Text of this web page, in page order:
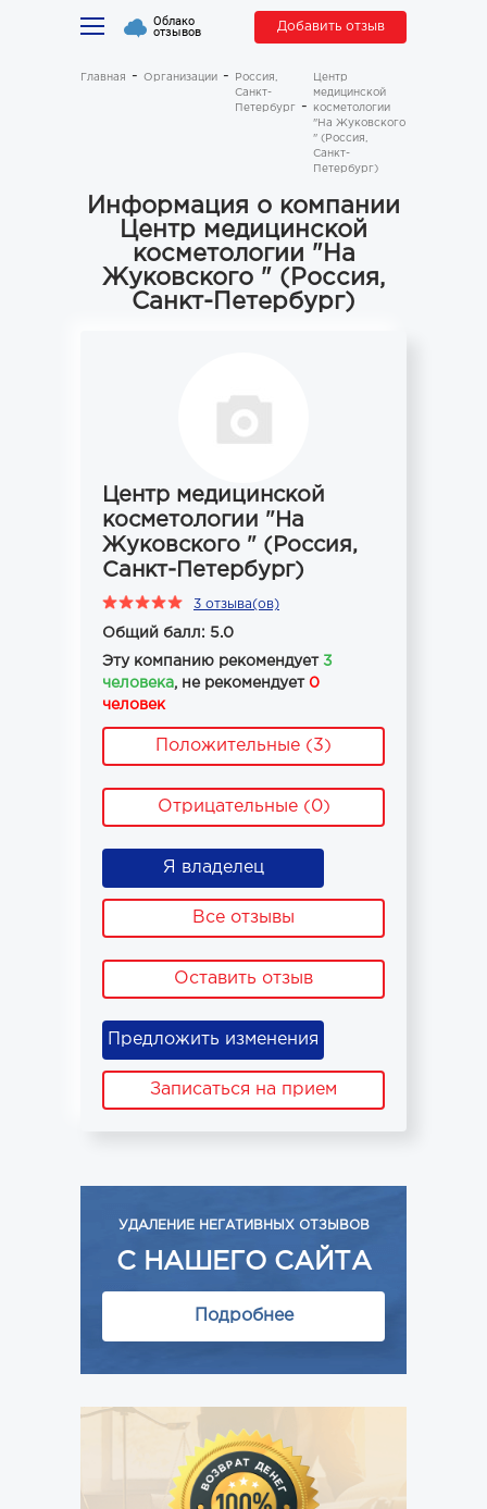
Облако
отзывов Добавить отзыв
Главная Организации
Россия,
Санкт-
Петербург
Центр
медицинской
косметологии
"На Жуковского
" (Россия,
Санкт-
Петербург)
Информация о компании
Центр медицинской
косметологии "На
Жуковского " (Россия,
Санкт-Петербург)
Центр медицинской
косметологии "На
Жуковского " (Россия,
Санкт-Петербург)
3 отзыва(ов)
Общий балл: 5.0
Эту компанию рекомендует 3
человека, не рекомендует 0
человек
Положительные (3)
Отрицательные (0)
Я владелец
Все отзывы
Оставить отзыв
Предложить изменения
Записаться на прием
УДАЛЕНИЕ НЕГАТИВНЫХ ОТЗЫВОВ
С НАШЕГО САЙТА
Подробнее